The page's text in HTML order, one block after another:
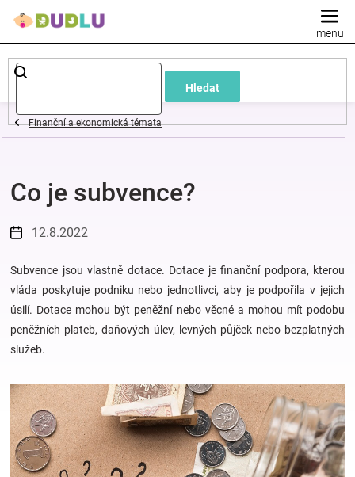
Hledat
Dětské
a
oblečení
Pokojíček
a
kojenecká
výbava
Hračky
a
Finanční a ekonomická témata
Co je subvence?
12.8.2022
Subvence jsou vlastně dotace. Dotace je finanční podpora, kterou
vláda poskytuje podniku nebo jednotlivci, aby je podpořila v jejich
úsilí. Dotace mohou být peněžní nebo věcné a mohou mít podobu
peněžních plateb, daňových úlev, levných půjček nebo bezplatných
služeb.